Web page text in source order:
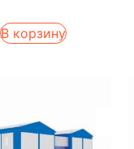
В корзину